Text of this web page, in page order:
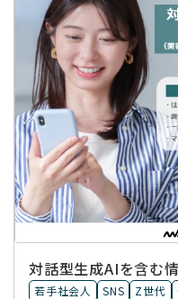
対話型生成AIを含む
若手社会人 SNS Z世代